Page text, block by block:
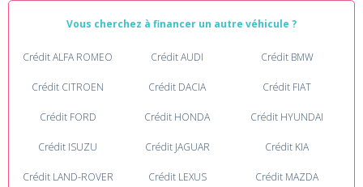
Vous cherchez à financer un autre véhicule ?
Crédit ALFA ROMEO Crédit AUDI Crédit BMW
Crédit CITROEN Crédit DACIA Crédit FIAT
Crédit FORD Crédit HONDA Crédit HYUNDAI
Crédit ISUZU Crédit JAGUAR Crédit KIA
Crédit LAND-ROVER Crédit LEXUS Crédit MAZDA